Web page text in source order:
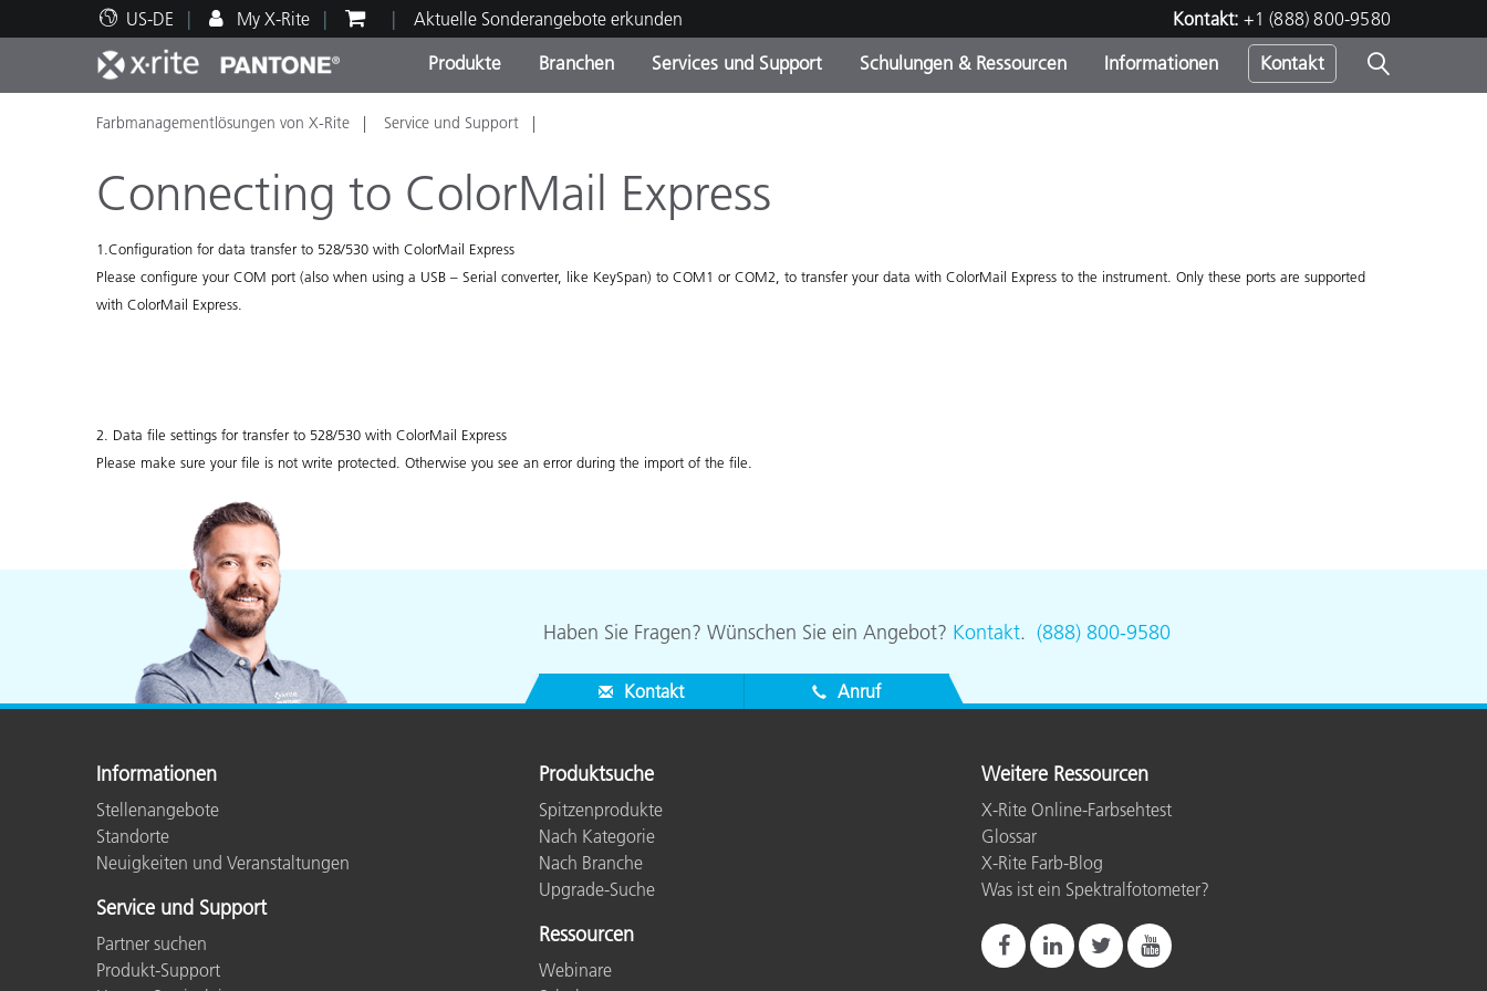
US-DE My X-Rite Aktuelle Sonderangebote erkunden Kontakt: +1 (888) 800-9580
Produkte
Spitzenprodukte Produktkategorien
Branchen
Druck und Verpackung Anstrichmittel und Lacke
Verbrauchsgüter
Services und Support
Technischer Support Service und Wartung
Schulungen & Ressourcen
Pädagogische Ressourcen Ausbildung
Top Downloads
Informationen Kontakt
Farbmanagementlösungen von X-Rite Service und Support
Connecting to ColorMail Express
1. Configuration for data transfer to 528/530 with ColorMail Express
Please configure your COM port (also when using a USB – Serial converter, like KeySpan) to COM1 or COM2, to transfer your data with ColorMail Express to the instrument. Only these ports are supported
with ColorMail Express.
2. Data file settings for transfer to 528/530 with ColorMail Express
Please make sure your file is not write protected. Otherwise you see an error during the import of the file.
Haben Sie Fragen? Wünschen Sie ein Angebot? Kontakt. (888) 800-9580
Kontakt Anruf
Informationen
Stellenangebote
Standorte
Neuigkeiten und Veranstaltungen
Service und Support
Partner suchen
Produkt-Support
Produktsuche
Spitzenprodukte
Nach Kategorie
Nach Branche
Upgrade-Suche
Ressourcen
Webinare
Weitere Ressourcen
X-Rite Online-Farbsehtest
Glossar
X-Rite Farb-Blog
Was ist ein Spektralfotometer?